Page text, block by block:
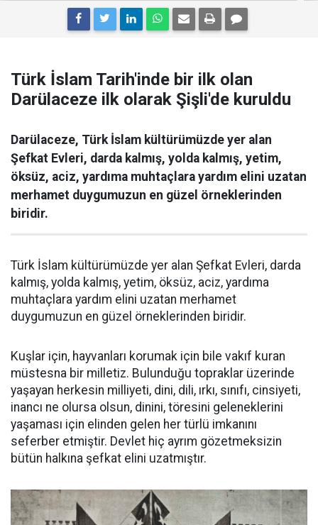
Türk İslam Tarih'inde bir ilk olan
Darülaceze ilk olarak Şişli'de kuruldu
Darülaceze, Türk İslam kültürümüzde yer alan
Şefkat Evleri, darda kalmış, yolda kalmış, yetim,
öksüz, aciz, yardıma muhtaçlara yardım elini uzatan
merhamet duygumuzun en güzel örneklerinden
biridir.
Türk İslam kültürümüzde yer alan Şefkat Evleri, darda
kalmış, yolda kalmış, yetim, öksüz, aciz, yardıma
muhtaçlara yardım elini uzatan merhamet
duygumuzun en güzel örneklerinden biridir.
Kuşlar için, hayvanları korumak için bile vakıf kuran
müstesna bir milletiz. Bulunduğu topraklar üzerinde
yaşayan herkesin milliyeti, dini, dili, ırkı, sınıfı, cinsiyeti,
inancı ne olursa olsun, dinini, töresini geleneklerini
yaşaması için elinden gelen her türlü imkanını
seferber etmiştir. Devlet hiç ayrım gözetmeksizin
bütün halkına şefkat elini uzatmıştır.